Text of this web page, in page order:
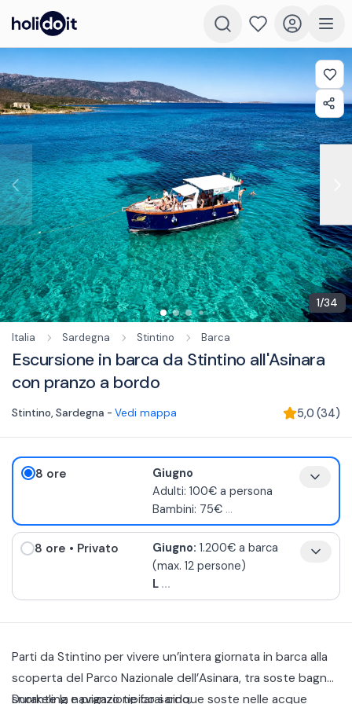
1/34
Italia Sardegna Stintino Barca
Escursione in barca da Stintino all'Asinara
con pranzo a bordo
Stintino, Sardegna - Vedi mappa 5,0 (34)
8 ore
Giugno
Adulti: 100€ a persona
Bambini: 75€ ...
8 ore • Privato Giugno: 1.200€ a barca
(max. 12 persone)
L...
Parti da Stintino per vivere un’intera giornata in barca alla
scoperta del Parco Nazionale dell’Asinara, tra soste bagno,
snorkeling e pranzo tipico sardo.
Durante la navigazione farai cinque soste nelle acque